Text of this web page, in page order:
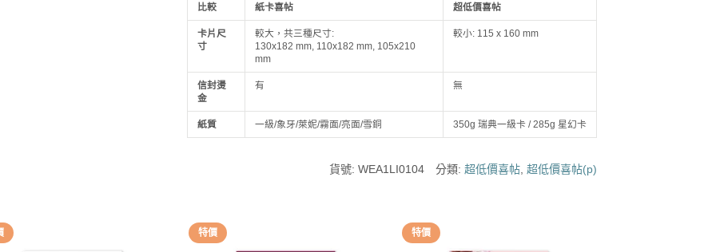
比較 紙卡喜帖 超低價喜帖
卡片尺
寸
較大，共三種尺寸:
130x182 mm, 110x182 mm, 105x210
mm
較小: 115 x 160 mm
信封燙
金
有 無
紙質 一級/象牙/萊妮/霧面/亮面/雪銅 350g 瑞典一級卡 / 285g 星幻卡
貨號:WEA1LI0104 分類:超低價喜帖 ,超低價喜帖(p)
特價 特價